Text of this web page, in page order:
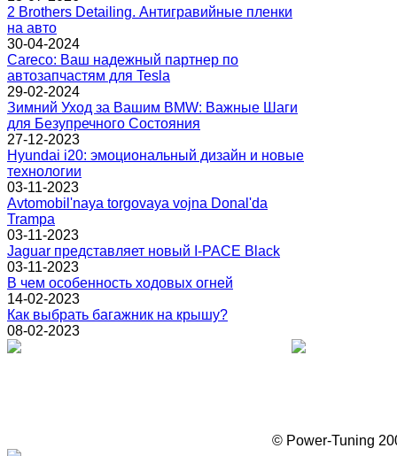
2 Brothers Detailing. Антигравийные пленки
на авто
30-04-2024
Careco: Ваш надежный партнер по
автозапчастям для Tesla
29-02-2024
Зимний Уход за Вашим BMW: Важные Шаги
для Безупречного Состояния
27-12-2023
Hyundai i20: эмоциональный дизайн и новые
технологии
03-11-2023
Avtomobil'naya torgovaya vojna Donal'da
Trampa
03-11-2023
Jaguar представляет новый I-PACE Black
03-11-2023
В чем особенность ходовых огней
14-02-2023
Как выбрать багажник на крышу?
08-02-2023
© Power-Tuning